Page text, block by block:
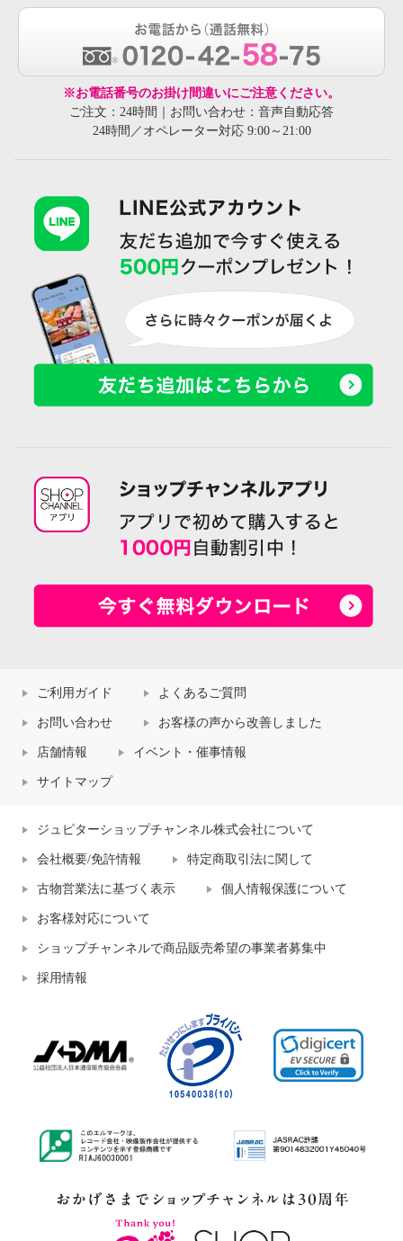
※お電話番号のお掛け間違いにご注意ください。
ご注文：24時間｜お問い合わせ：音声自動応答
24時間／オペレーター対応 9:00～21:00
ご利用ガイド よくあるご質問
お問い合わせ お客様の声から改善しました
店舗情報 イベント・催事情報
サイトマップ
ジュピターショップチャンネル株式会社について
会社概要/免許情報 特定商取引法に関して
古物営業法に基づく表示 個人情報保護について
お客様対応について
ショップチャンネルで商品販売希望の事業者募集中
採用情報